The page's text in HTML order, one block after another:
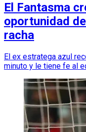
El Fantasma
oportunidad
racha
El ex estratega azul
minuto y le tiene fe al